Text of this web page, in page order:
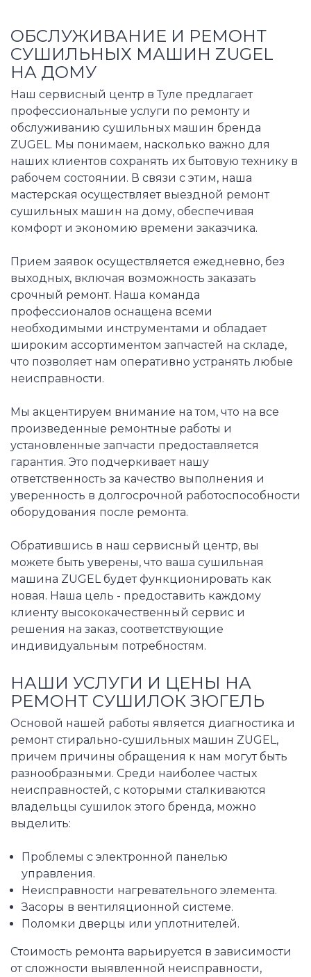
ОБСЛУЖИВАНИЕ И РЕМОНТ
СУШИЛЬНЫХ МАШИН ZUGEL
НА ДОМУ
Наш сервисный центр в Туле предлагает
профессиональные услуги по ремонту и
обслуживанию сушильных машин бренда
ZUGEL. Мы понимаем, насколько важно для
наших клиентов сохранять их бытовую технику в
рабочем состоянии. В связи с этим, наша
мастерская осуществляет выездной ремонт
сушильных машин на дому, обеспечивая
комфорт и экономию времени заказчика.
Прием заявок осуществляется ежедневно, без
выходных, включая возможность заказать
срочный ремонт. Наша команда
профессионалов оснащена всеми
необходимыми инструментами и обладает
широким ассортиментом запчастей на складе,
что позволяет нам оперативно устранять любые
неисправности.
Мы акцентируем внимание на том, что на все
произведенные ремонтные работы и
установленные запчасти предоставляется
гарантия. Это подчеркивает нашу
ответственность за качество выполнения и
уверенность в долгосрочной работоспособности
оборудования после ремонта.
Обратившись в наш сервисный центр, вы
можете быть уверены, что ваша сушильная
машина ZUGEL будет функционировать как
новая. Наша цель - предоставить каждому
клиенту высококачественный сервис и
решения на заказ, соответствующие
индивидуальным потребностям.
НАШИ УСЛУГИ И ЦЕНЫ НА
РЕМОНТ СУШИЛОК ЗЮГЕЛЬ
Основой нашей работы является диагностика и
ремонт стирально-сушильных машин ZUGEL,
причем причины обращения к нам могут быть
разнообразными. Среди наиболее частых
неисправностей, с которыми сталкиваются
владельцы сушилок этого бренда, можно
выделить:
Проблемы с электронной панелью
управления.
Неисправности нагревательного элемента.
Засоры в вентиляционной системе.
Поломки дверцы или уплотнителей.
Стоимость ремонта варьируется в зависимости
от сложности выявленной неисправности,